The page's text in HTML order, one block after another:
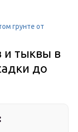
грунте от
и тыквы в
до